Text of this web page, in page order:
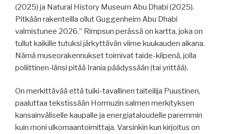
(2025) ja Natural History Museum Abu Dhabi (2025).
Pitkään rakenteilla ollut Guggenheim Abu Dhabi
valmistunee 2026.” Rimpsun perässä on kartta, joka on
tullut kaikille tutuksi järkyttävän viime kuukauden aikana.
Nämä museorakennukset toimivat taide-kilpenä, jolla
poliittinen-länsi pitää Irania päädyssään (tai yrittää).
On merkittävää että tuiki-tavallinen taiteilija Puustinen,
paaluttaa tekstissään Hormuzin salmen merkityksen
kansainväliselle kaupalle ja energiataloudelle paremmin
kuin moni ulkomaantoimittaja. Varsinkin kun kirjoitus on